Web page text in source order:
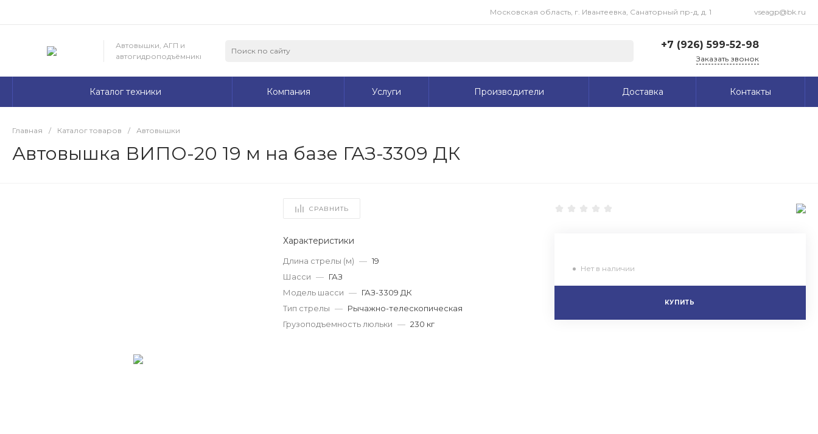
Московская область, г. Ивантеевка, Санаторный пр-д, д. 1 vseagp@bk.ru
Автовышки, АГП и
автогидроподъёмники
+7 (926) 599-52-98
Московская область, г.
Заказать звонок
Каталог техники Компания Услуги Производители Доставка Контакты
Главная / Каталог товаров / Автовышки
Автовышка ВИПО-20 19 м на базе ГАЗ-3309 ДК
СРАВНИТЬ
Характеристики
Длина стрелы (м) — 19
Шасси — ГАЗ
Модель шасси — ГАЗ-3309 ДК
Тип стрелы — Рычажно-телескопическая
Грузоподъемность люльки — 230 кг
Нет в наличии
КУПИТЬ